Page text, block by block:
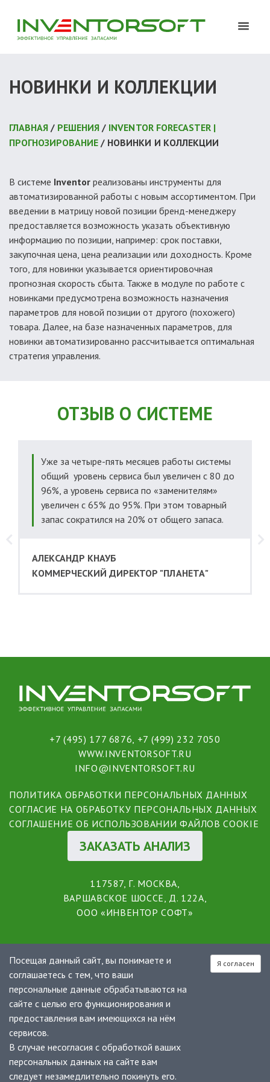
НОВИНКИ И КОЛЛЕКЦИИ
ГЛАВНАЯ / РЕШЕНИЯ / INVENTOR FORECASTER |
ПРОГНОЗИРОВАНИЕ / НОВИНКИ И КОЛЛЕКЦИИ
В системе Inventor реализованы инструменты для
автоматизированной работы с новым ассортиментом. При
введении в матрицу новой позиции бренд-менеджеру
предоставляется возможность указать объективную
информацию по позиции, например: срок поставки,
закупочная цена, цена реализации или доходность. Кроме
того, для новинки указывается ориентировочная
прогнозная скорость сбыта. Также в модуле по работе с
новинками предусмотрена возможность назначения
параметров для новой позиции от другого (похожего)
товара. Далее, на базе назначенных параметров, для
новинки автоматизированно рассчитывается оптимальная
стратегия управления.
ОТЗЫВ О СИСТЕМЕ
Уже за четыре-пять месяцев работы системы
общий уровень сервиса был увеличен с 80 до
96%, а уровень сервиса по «заменителям»
увеличен с 65% до 95%. При этом товарный
запас сократился на 20% от общего запаса.
АЛЕКСАНДР КНАУБ
КОММЕРЧЕСКИЙ ДИРЕКТОР "ПЛАНЕТА"
+7 (495) 177 6876 +7 (499) 232 7050
WWW.INVENTORSOFT.RU
INFO@INVENTORSOFT.RU
ПОЛИТИКА ОБРАБОТКИ ПЕРСОНАЛЬНЫХ ДАННЫХ
СОГЛАСИЕ НА ОБРАБОТКУ ПЕРСОНАЛЬНЫХ ДАННЫХ
СОГЛАШЕНИЕ ОБ ИСПОЛЬЗОВАНИИ ФАЙЛОВ COOKIE
ЗАКАЗАТЬ АНАЛИЗ
117587, Г. МОСКВА,
ВАРШАВСКОЕ ШОССЕ, Д. 122А,
ООО «ИНВЕНТОР СОФТ»
Посещая данный сайт, вы понимаете и
соглашаетесь с тем, что ваши
персональные данные обрабатываются на
сайте с целью его функционирования и
предоставления вам имеющихся на нём
сервисов.
В случае несогласия с обработкой ваших
персональных данных на сайте вам
следует незамедлительно покинуть его.
Я согласен